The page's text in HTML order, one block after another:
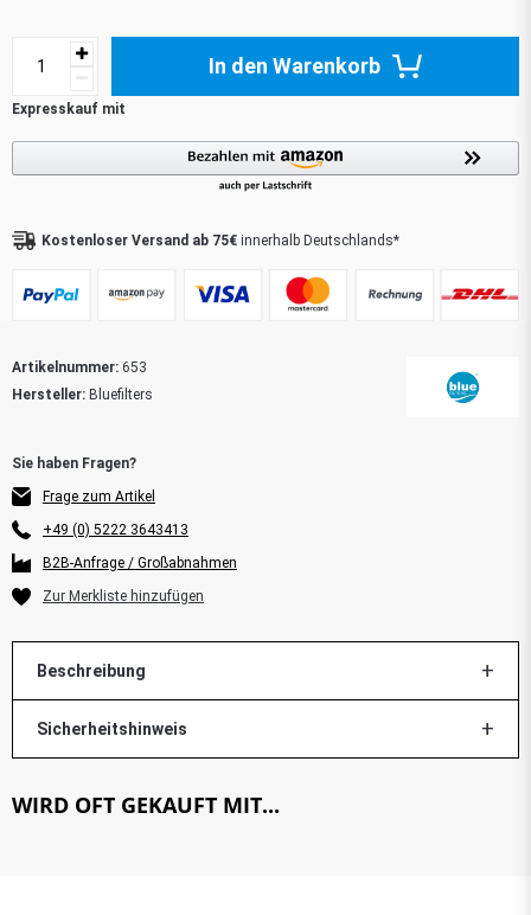
Artikelnummer: 653
Hersteller: Bluefilters
Frage zum Artikel
+49 (0) 5222 3643413
B2B-Anfrage / Großabnahmen
In den Warenkorb
Kostenloser Versand ab 75€ innerhalb Deutschlands*
Beschreibung
Sicherheitshinweis
WIRD OFT GEKAUFT MIT...